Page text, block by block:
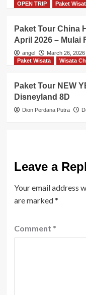
OPEN TRIP
Paket
Paket Tour China
April 2026 – Mulai
angel March 26, 2026
Paket Wisata
Wisata
Paket Tour NEW
Disneyland 8D
Dion Perdana Putra
Leave a
Your email address
are marked*
Comment *